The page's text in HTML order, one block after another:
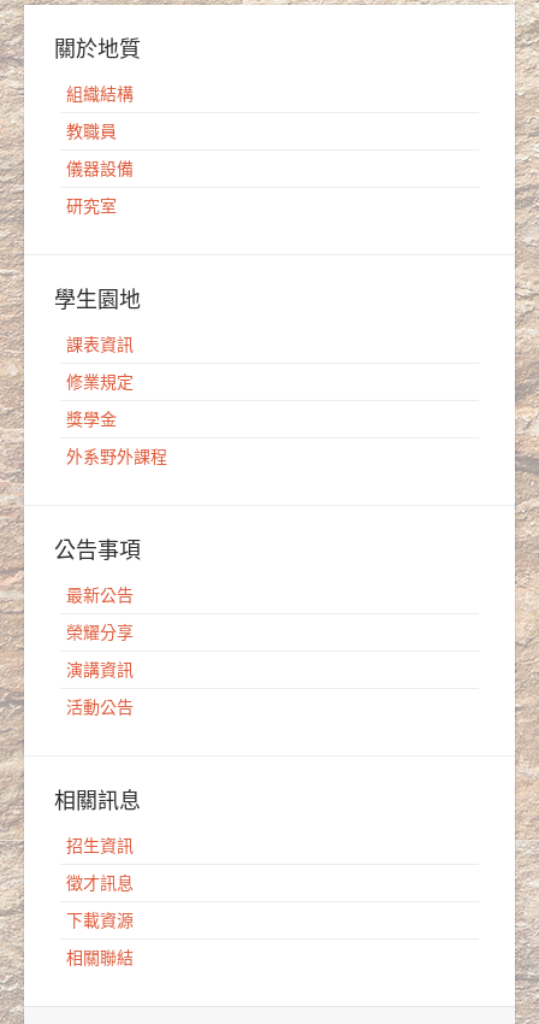
關於地質
組織結構
教職員
儀器設備
研究室
學生園地
課表資訊
修業規定
獎學金
外系野外課程
公告事項
最新公告
榮耀分享
演講資訊
活動公告
相關訊息
招生資訊
徵才訊息
下載資源
相關聯結